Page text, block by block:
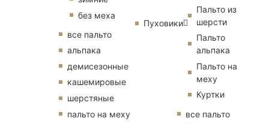
без меха
все пальто
альпака
демисезонные
кашемировые
шерстяные
пальто на меху
Пуховики
Пальто из
шерсти
Пальто
альпака
Пальто на
меху
Куртки
все пальто